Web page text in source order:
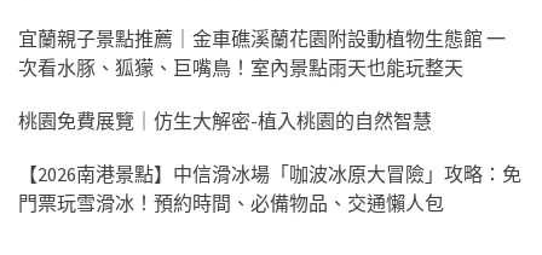
宜蘭親子景點推薦｜金車礁溪蘭花園附設動植物生態館 一
次看水豚、狐獴、巨嘴鳥！室內景點雨天也能玩整天
桃園免費展覽｜仿生大解密-植入桃園的自然智慧
【2026南港景點】中信滑冰場「咖波冰原大冒險」攻略：免
門票玩雪滑冰！預約時間、必備物品、交通懶人包